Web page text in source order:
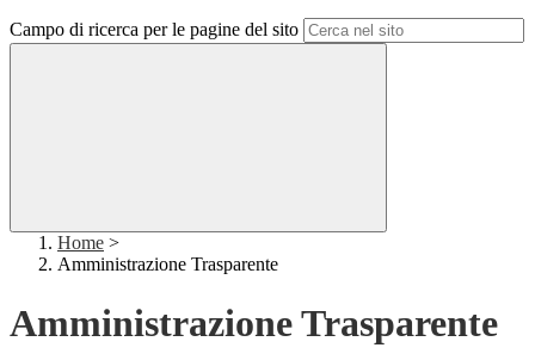
Campo di ricerca per le pagine del sito
Home >
Amministrazione Trasparente
Amministrazione Trasparente